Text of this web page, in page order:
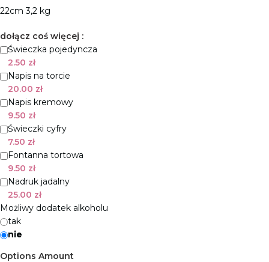
22cm 3,2 kg
dołącz coś więcej :
Świeczka pojedyncza
2.50 zł
Napis na torcie
20.00 zł
Napis kremowy
9.50 zł
Świeczki cyfry
7.50 zł
Fontanna tortowa
9.50 zł
Nadruk jadalny
25.00 zł
Możliwy dodatek alkoholu
tak
nie
Options Amount